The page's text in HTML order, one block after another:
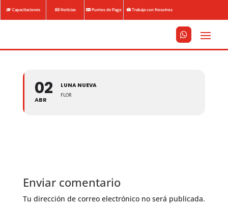
Capacitaciones Noticias Puntos de Pago Trabaja con Nosotros



02
ABR
LUNA NUEVA
FLOR
Enviar comentario
Tu dirección de correo electrónico no será publicada.